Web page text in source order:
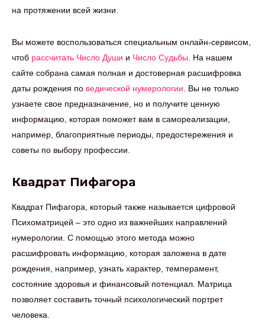
на протяжении всей жизни.
Вы можете воспользоваться специальным онлайн-сервисом,
чтоб рассчитать Число Души и Число Судьбы . На нашем
сайте собрана самая полная и достоверная расшифровка
даты рождения по ведической нумерологии . Вы не только
узнаете свое предназначение, но и получите ценную
информацию, которая поможет вам в самореализации,
например, благоприятные периоды, предостережения и
советы по выбору профессии.
Квадрат Пифагора
Квадрат Пифагора, который также называется цифровой
Психоматрицей – это одно из важнейших направлений
нумерологии. С помощью этого метода можно
расшифровать информацию, которая заложена в дате
рождения, например, узнать характер, темперамент,
состояние здоровья и финансовый потенциал. Матрица
позволяет составить точный психологический портрет
человека.